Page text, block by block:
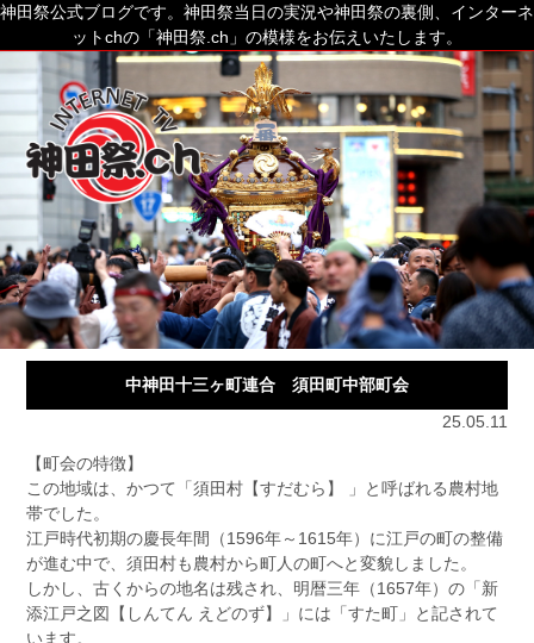
神田祭公式ブログです。神田祭当日の実況や神田祭の裏側、インターネ
ットchの「神田祭.ch」の模様をお伝えいたします。
中神田十三ヶ町連合 須田町中部町会
25.05.11
【町会の特徴】
この地域は、かつて「須田村【すだむら】 」と呼ばれる農村地
帯でした。
​江戸時代初期の慶長年間（1596年～1615年）に江戸の町の整備
が進む中で、須田村も農村から町人の町へと変貌しました。
​しかし、古くからの地名は残され、明暦三年（1657年）の「新
添江戸之図【しんてん えどのず】」には「すた町」と記されて
います。